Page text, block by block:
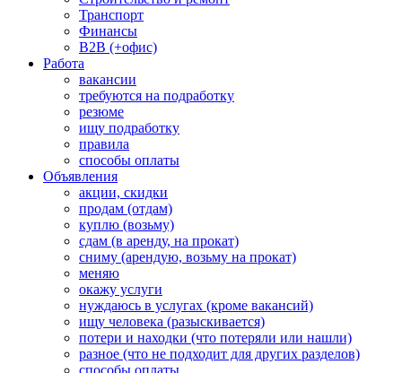
Транспорт
Финансы
B2B (+офис)
Работа
вакансии
требуются на подработку
резюме
ищу подработку
правила
способы оплаты
Объявления
акции, скидки
продам (отдам)
куплю (возьму)
сдам (в аренду, на прокат)
сниму (арендую, возьму на прокат)
меняю
окажу услуги
нуждаюсь в услугах (кроме вакансий)
ищу человека (разыскивается)
потери и находки (что потеряли или нашли)
разное (что не подходит для других разделов)
способы оплаты